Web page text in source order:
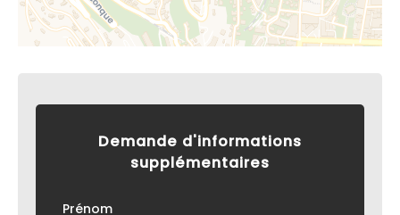
Demande d'informations
supplémentaires